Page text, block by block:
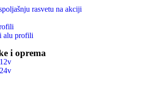
rasvetu na akciji
alu profili
i oprema